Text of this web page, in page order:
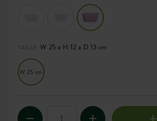
TAILLE: W 25 x H 12 x D 13 cm
W 25 cm